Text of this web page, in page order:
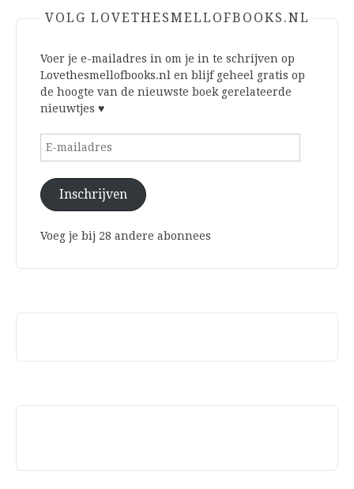
VOLG LOVETHESMELLOFBOOKS.NL
Voer je e-mailadres in om je in te schrijven op
Lovethesmellofbooks.nl en blijf geheel gratis op
de hoogte van de nieuwste boek gerelateerde
nieuwtjes ♥
E-
Inschrijven
Voeg je bij 28 andere abonnees